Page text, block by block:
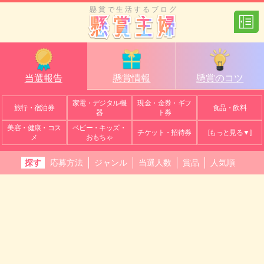
懸賞で生活するブログ
当選報告 懸賞情報 懸賞のコツ
旅行・宿泊券
家電・デジタル機
器
現金・金券・ギフ
ト券
食品・飲料
美容・健康・コス
メ
ベビー・キッズ・
おもちゃ
チケット・招待券 [もっと見る▼]
探す 応募方法 ジャンル 当選人数 賞品 人気順